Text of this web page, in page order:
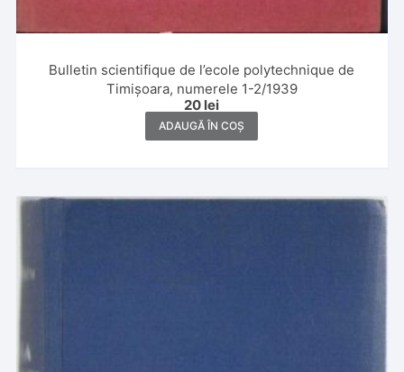
Bulletin scientifique de l’ecole polytechnique de
Timișoara, numerele 1-2/1939
20 lei
ADAUGĂ ÎN COȘ